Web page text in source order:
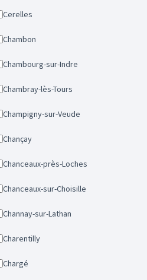
Cerelles
Chambon
Chambourg-sur-Indre
Chambray-lès-Tours
Champigny-sur-Veude
Chançay
Chanceaux-près-Loches
Chanceaux-sur-Choisille
Channay-sur-Lathan
Charentilly
Chargé